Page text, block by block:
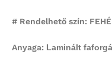
# Rendelhető szín:
Anyaga: Laminált